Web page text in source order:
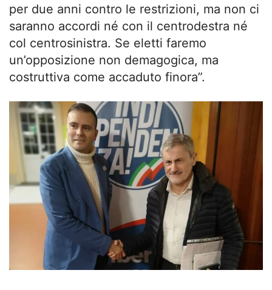
per due anni contro le restrizioni, ma non ci
saranno accordi né con il centrodestra né
col centrosinistra. Se eletti faremo
un’opposizione non demagogica, ma
costruttiva come accaduto finora”.